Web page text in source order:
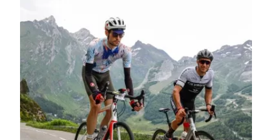
PLUS D'INFORMATIONS